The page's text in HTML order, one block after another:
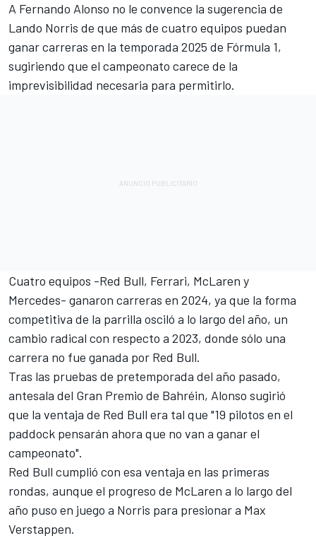
A Fernando Alonso no le convence la sugerencia de
Lando Norris de que más de cuatro equipos puedan
ganar carreras en la temporada 2025 de Fórmula 1,
sugiriendo que el campeonato carece de la
imprevisibilidad necesaria para permitirlo.
Cuatro equipos -Red Bull, Ferrari, McLaren y
Mercedes- ganaron carreras en 2024, ya que la forma
competitiva de la parrilla osciló a lo largo del año, un
cambio radical con respecto a 2023, donde sólo una
carrera no fue ganada por Red Bull.
Tras las pruebas de pretemporada del año pasado,
antesala del Gran Premio de Bahréin, Alonso sugirió
que la ventaja de Red Bull era tal que "19 pilotos en el
paddock pensarán ahora que no van a ganar el
campeonato".
Red Bull cumplió con esa ventaja en las primeras
rondas, aunque el progreso de McLaren a lo largo del
año puso en juego a Norris para presionar a Max
Verstappen.